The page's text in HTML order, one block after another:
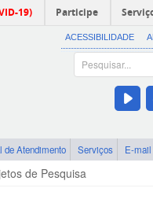
19) Participe
ACESSIBILIDADE
de Atendimento Serviços E-
de Pesquisa